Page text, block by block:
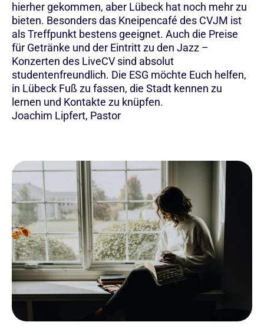
hierher gekommen, aber Lübeck hat noch mehr zu
bieten. Besonders das Kneipencafé des CVJM ist
als Treffpunkt bestens geeignet. Auch die Preise
für Getränke und der Eintritt zu den Jazz –
Konzerten des LiveCV sind absolut
studentenfreundlich. Die ESG möchte Euch helfen,
in Lübeck Fuß zu fassen, die Stadt kennen zu
lernen und Kontakte zu knüpfen.
Joachim Lipfert, Pastor